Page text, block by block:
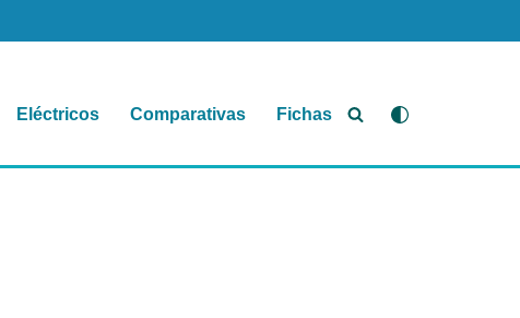
Eléctricos Comparativas Fichas